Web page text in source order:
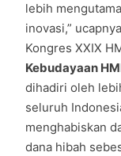
lebih
inovasi,”
Kongres XXIX
Kebudayaan
dihadiri oleh
seluruh
menghabiskan
dana hibah